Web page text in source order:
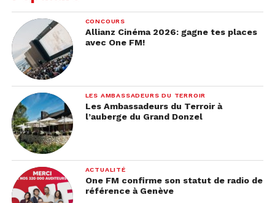
être… Aujourd’hui, c’est noir, c’est violent, c’est
absurde et ça la terrifie : elle a 55 ans (autant dire 60
et bientôt plus !). C’était fatal mais comment faire
avec soi-même, avec la mort, avec la vie en
somme… »
CONCOURS
Allianz Cinéma 2026: gagne tes places
avec One FM!
LES AMBASSADEURS DU TERROIR
Les Ambassadeurs du Terroir à
l’auberge du Grand Donzel
ACTUALITÉ
One FM confirme son statut de radio de
référence à Genève